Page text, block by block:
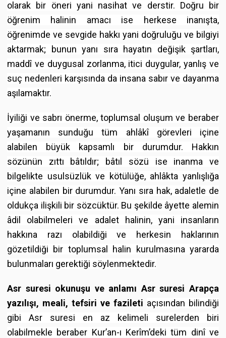
olarak bir öneri yani nasihat ve derstir. Doğru bir
öğrenim halinin amacı ise herkese inanışta,
öğrenimde ve sevgide hakkı yani doğruluğu ve bilgiyi
aktarmak; bunun yanı sıra hayatın değişik şartları,
maddî ve duygusal zorlanma, itici duygular, yanlış ve
suç nedenleri karşısında da insana sabır ve dayanma
aşılamaktır.
İyiliği ve sabrı önerme, toplumsal oluşum ve beraber
yaşamanın sunduğu tüm ahlâkî görevleri içine
alabilen büyük kapsamlı bir durumdur. Hakkın
sözünün zıttı bâtıldır; bâtıl sözü ise inanma ve
bilgelikte usulsüzlük ve kötülüğe, ahlâkta yanlışlığa
içine alabilen bir durumdur. Yanı sıra hak, adaletle de
oldukça ilişkili bir sözcüktür. Bu şekilde âyette alemin
âdil olabilmeleri ve adalet halinin, yani insanların
hakkına razı olabildiği ve herkesin haklarının
gözetildiği bir toplumsal halin kurulmasına yararda
bulunmaları gerektiği söylenmektedir.
Asr suresi okunuşu ve anlamı Asr suresi Arapça
yazılışı, meali, tefsiri ve fazileti açısından bilindiği
gibi Asr suresi en az kelimeli surelerden biri
olabilmekle beraber Kur’an-ı Kerîm’deki tüm dinî ve